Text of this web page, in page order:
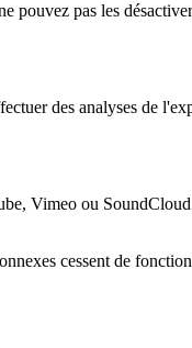
pouvez pas les
des analyses de
Vimeo ou
cessent de